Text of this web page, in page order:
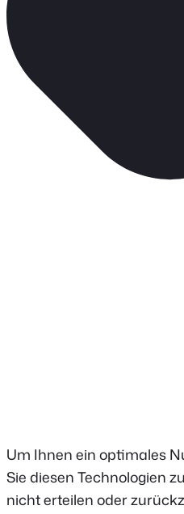
Um Ihnen ein optimales
Sie diesen Technologien
nicht erteilen oder